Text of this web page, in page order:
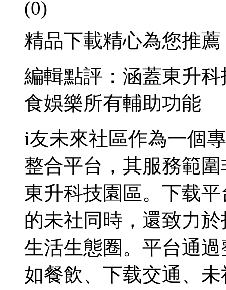
(0)
精品下載精心為您推薦
編輯點評：涵蓋東升
食娛樂所有輔助功能
i友未來社區作為一個
整合平台，其服務範
東升科技園區。下载
的未社同時，還致力
生活生態圈。平台通
如餐飲、下载交通、